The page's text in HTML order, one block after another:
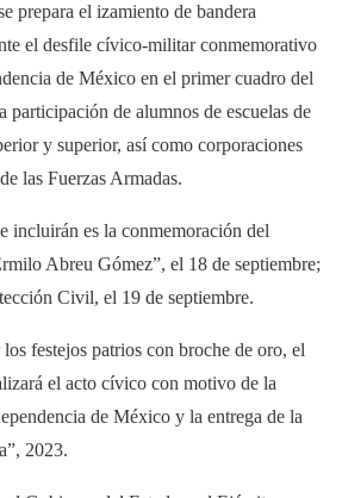
prepara el izamiento de bandera
el desfile cívico-militar conmemorativo
de México en el primer cuadro del
de alumnos de escuelas de
y superior, así como corporaciones
las Fuerzas Armadas.
incluirán es la conmemoración del
Abreu Gómez”, el 18 de septiembre;
Civil, el 19 de septiembre.
festejos patrios con broche de oro, el
el acto cívico con motivo de la
de México y la entrega de la
2023.